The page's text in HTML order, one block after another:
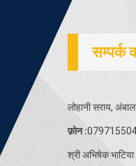
सम्पर्क
लोहानी सराय,
फ़ोन :
श्री अभिषेक भाटिया